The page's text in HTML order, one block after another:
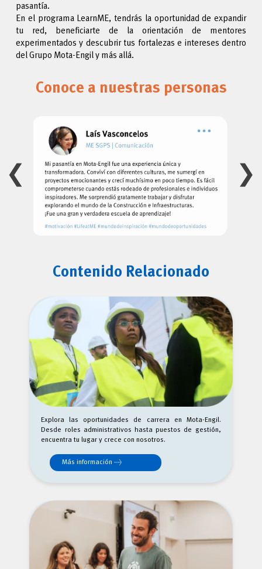
pasantía.
En el programa LearnME, tendrás la oportunidad de expandir
tu red, beneficiarte de la orientación de mentores
experimentados y descubrir tus fortalezas e intereses dentro
del Grupo Mota-Engil y más allá.
Conoce a nuestras personas
❮ ❯
Contenido Relacionado
Explora las oportunidades de carrera en Mota-Engil.
Desde roles administrativos hasta puestos de gestión,
encuentra tu lugar y crece con nosotros.
Más información →